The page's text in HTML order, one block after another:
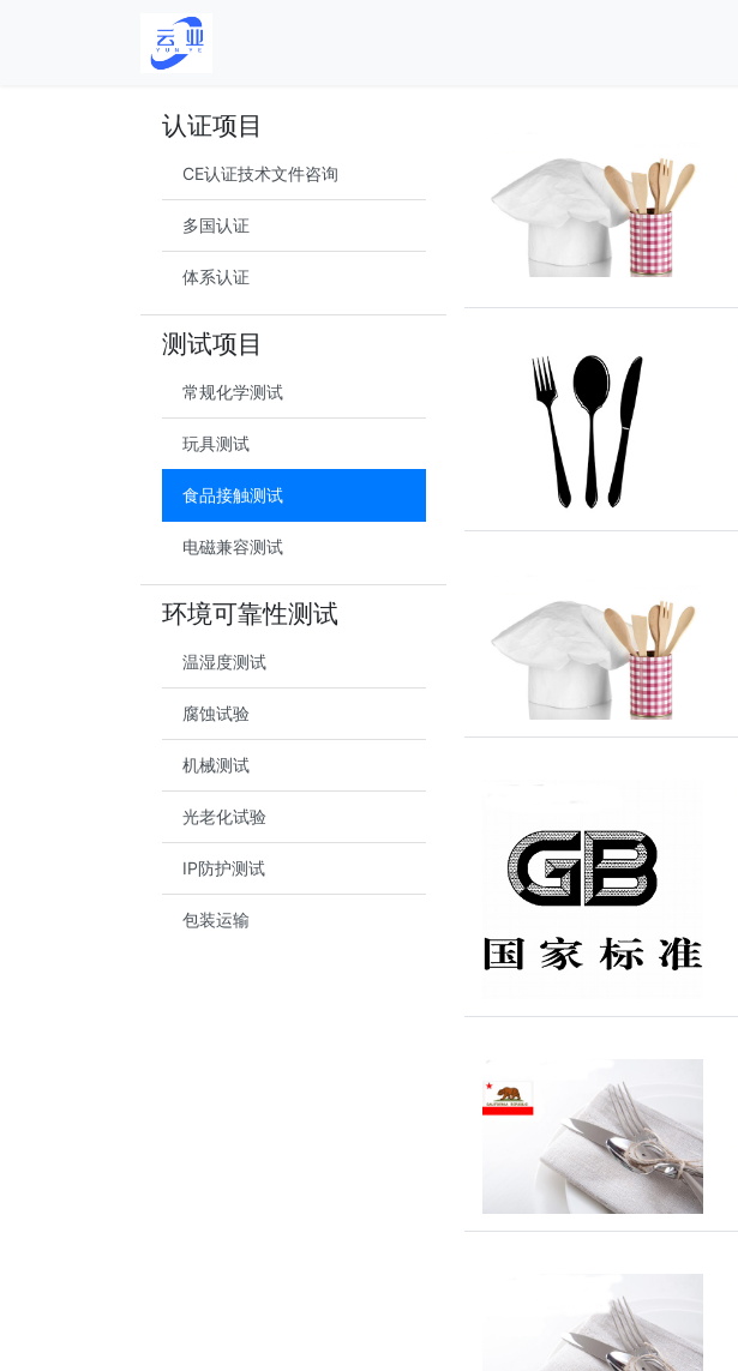
认证项目
CE认证技术文件咨询
多国认证
体系认证
测试项目
常规化学测试
玩具测试
食品接触测试
电磁兼容测试
环境可靠性测试
温湿度测试
腐蚀试验
机械测试
光老化试验
IP防护测试
包装运输